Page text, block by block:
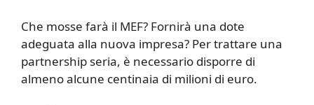
Che mosse farà il MEF? Fornirà una dote
adeguata alla nuova impresa? Per trattare una
partnership seria, è necessario disporre di
almeno alcune centinaia di milioni di euro.